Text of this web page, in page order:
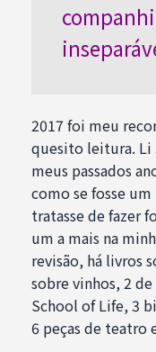
2017 foi meu
quesito leitura. Li
meus passados
como se fosse
tratasse de fazer
um a mais na
revisão, há livros
sobre vinhos, 2
School of Life, 3
6 peças de teatro